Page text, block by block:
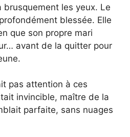
brusquement les yeux. Le
blessée. Elle
que son propre mari
avant de la quitter pour
pas attention à ces
invincible, maître de la
parfaite, sans nuages